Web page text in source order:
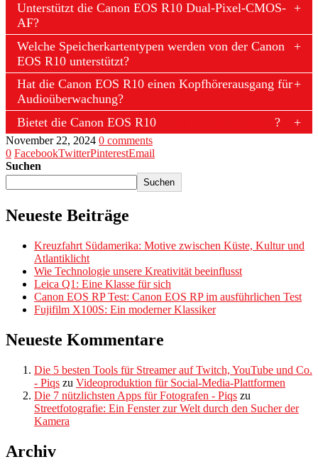
Unterstützt die Canon EOS R10 Dual-Pixel-CMOS-
AF?
Welche Speicherkartentypen werden von der Canon
EOS R10 unterstützt?
Hat die Canon EOS R10 einen Kopfhörerausgang für
Audioüberwachung?
Bietet die Canon EOS R10
?
November 22, 2024 0 comments
0 FacebookTwitterPinterestEmail
Suchen
Suchen
Neueste Beiträge
Kreuzfahrt Südamerika: Motive zwischen Küste, Kultur und
Atlantiklicht
Wie Technologie unsere Kreativität beeinflusst
Leica Q1: Eine Klasse für sich
Canon EOS RP Test: Canon EOS RP im ausführlichen Test
Fujifilm X100S: Ein moderner Klassiker
Neueste Kommentare
Die 5 besten Tools für Streamer auf Twitch, YouTube und Co.
- Piqs zu Videoproduktion für Social-Media-Plattformen
Die 7 nützlichsten Apps für Fotografen - Piqs zu
Streetfotografie: Ein Fenster zur Welt durch den Sucher der
Kamera
Archiv